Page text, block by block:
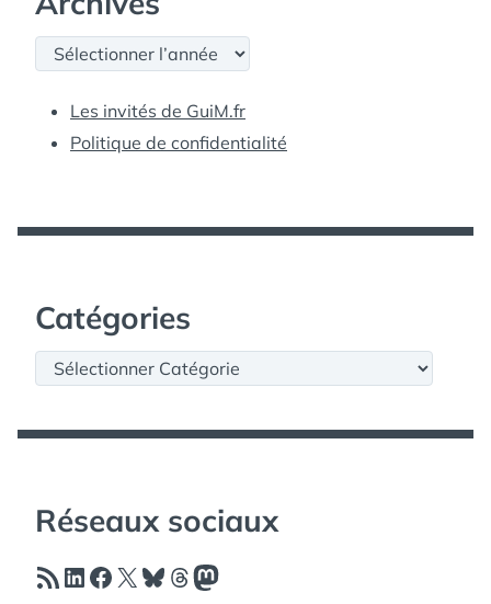
Archives
Les invités de GuiM.fr
Politique de confidentialité
Catégories
Catégories
Réseaux sociaux
Flux RSSLinkedIn
Facebook
X Bluesky
Threads
Mastodon